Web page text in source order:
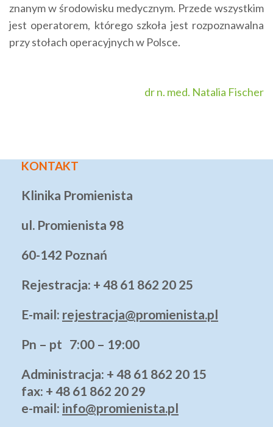
znanym w środowisku medycznym. Przede wszystkim
jest operatorem, którego szkoła jest rozpoznawalna
przy stołach operacyjnych w Polsce.
dr n. med. Natalia Fischer
KONTAKT
Klinika Promienista
ul. Promienista 98
60-142 Poznań
Rejestracja: + 48 61 862 20 25
E-mail: rejestracja@promienista.pl
Pn – pt 7:00 – 19:00
Administracja: + 48 61 862 20 15
fax: + 48 61 862 20 29
e-mail: info@promienista.pl